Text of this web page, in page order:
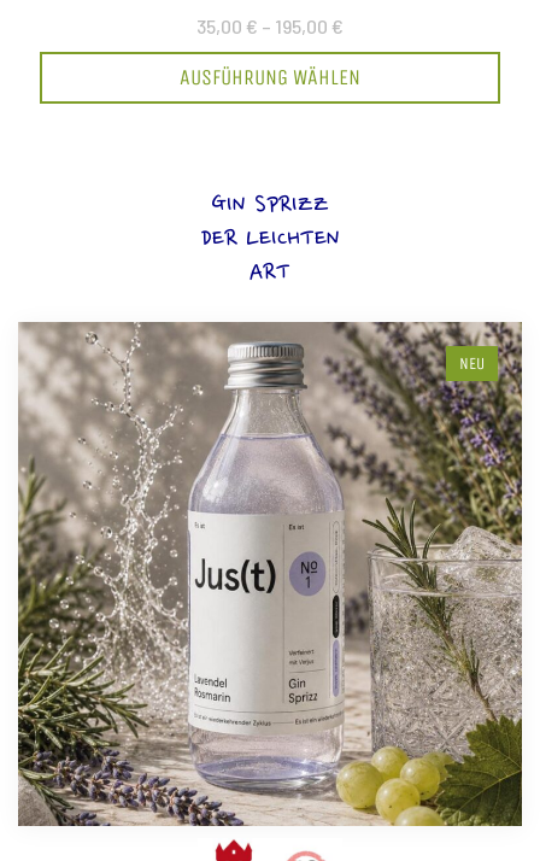
35,00 € – 195,00 €
AUSFÜHRUNG WÄHLEN
GIN SPRIZZ
DER LEICHTEN
ART
NEU